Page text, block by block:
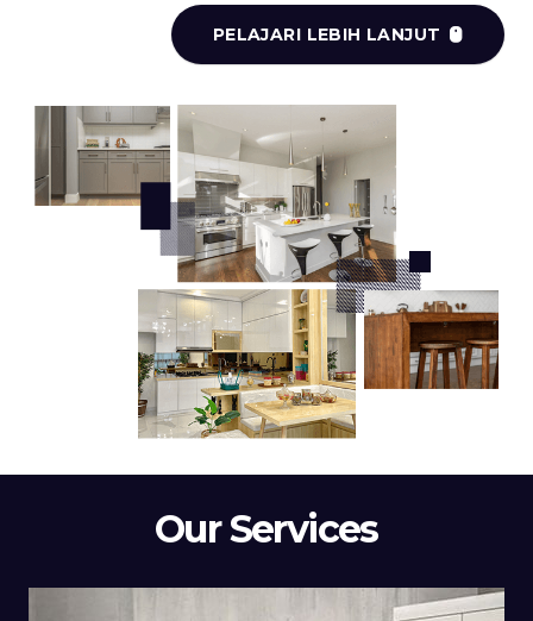
PELAJARI LEBIH LANJUT
Our Services